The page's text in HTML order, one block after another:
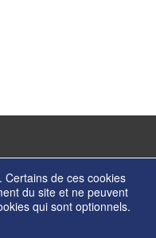
transports - ISSN 2274-2123
Certains de ces cookies
du site et ne peuvent
qui sont optionnels.